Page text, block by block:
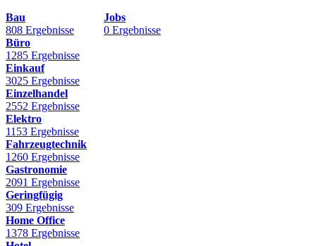
Bau
808 Ergebnisse
Büro
1285 Ergebnisse
Einkauf
3025 Ergebnisse
Einzelhandel
2552 Ergebnisse
Elektro
1153 Ergebnisse
Fahrzeugtechnik
1260 Ergebnisse
Gastronomie
2091 Ergebnisse
Geringfügig
309 Ergebnisse
Home Office
1378 Ergebnisse
Jobs
0 Ergebnisse